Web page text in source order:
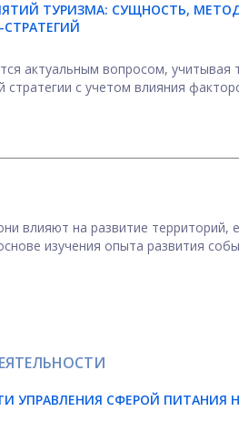
ТУРИЗМА: СУЩНОСТЬ,
актуальным вопросом, учитывая
с учетом влияния
влияют на развитие территорий,
изучения опыта развития
СФЕРОЙ ПИТАНИЯ